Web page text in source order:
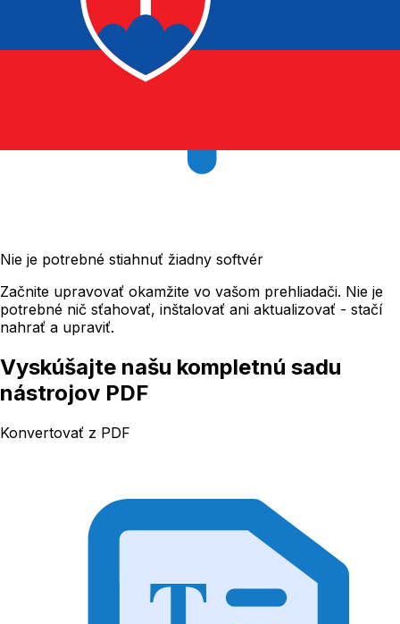
Nie je potrebné stiahnuť žiadny softvér
Začnite upravovať okamžite vo vašom prehliadači. Nie je
potrebné nič sťahovať, inštalovať ani aktualizovať - stačí
nahrať a upraviť.
Vyskúšajte našu kompletnú sadu
nástrojov PDF
Konvertovať z PDF